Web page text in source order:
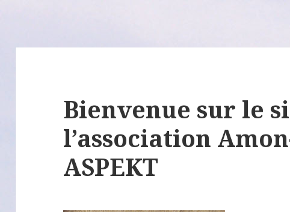
Bienvenue sur le
l’association
ASPEKT